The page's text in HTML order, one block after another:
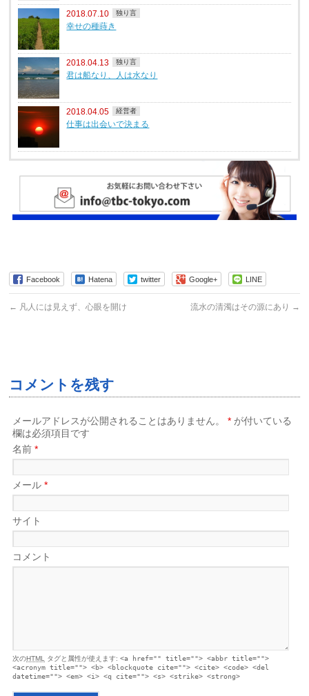
2018.07.10 独り言
幸せの種蒔き
2018.04.13 独り言
君は船なり、人は水なり
2018.04.05 経営者
仕事は出会いで決まる
Facebook Hatena twitter Google+ LINE
← 凡人には見えず、心眼を開け 流水の清濁はその源にあり →
コメントを残す
メールアドレスが公開されることはありません。 * が付いている
欄は必須項目です
名前*
メール*
サイト
コメント
次のHTML タグと属性が使えます:<a href="" title=""> <abbr title="">
<acronym title=""> <b> <blockquote cite=""> <cite> <code> <del
datetime=""> <em> <i> <q cite=""> <s> <strike> <strong>